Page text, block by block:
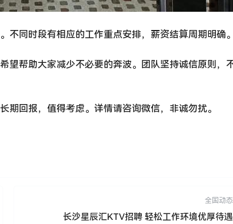
不同时段有相应的工作重点安排，薪资结算周期明确
望帮助大家减少不必要的奔波。团队坚持诚信原则，
回报，值得考虑。详情请咨询微信，非诚勿扰。
全国动态
长沙星辰汇KTV招聘 轻松工作环境优厚待遇